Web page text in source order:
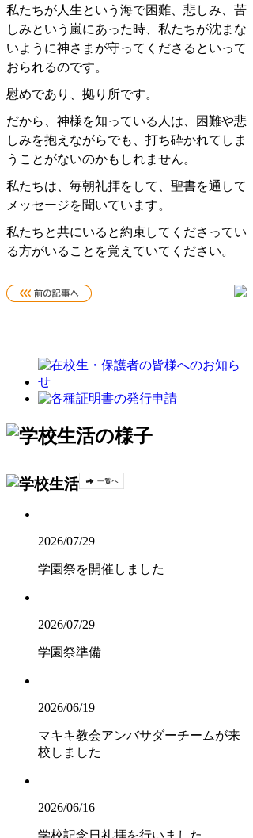
私たちが人生という海で困難、悲しみ、苦
しみという嵐にあった時、私たちが沈まな
いように神さまが守ってくださるといって
おられるのです。
慰めであり、拠り所です。
だから、神様を知っている人は、困難や悲
しみを抱えながらでも、打ち砕かれてしま
うことがないのかもしれません。
私たちは、毎朝礼拝をして、聖書を通して
メッセージを聞いています。
私たちと共にいると約束してくださってい
る方がいることを覚えていてください。
2026/07/29
学園祭を開催しました
2026/07/29
学園祭準備
2026/06/19
マキキ教会アンバサダーチームが来
校しました
2026/06/16
学校記念日礼拝を行いました